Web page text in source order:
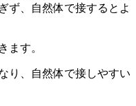
ず、自然体で接するとよ
ます。
り、自然体で接しやすい